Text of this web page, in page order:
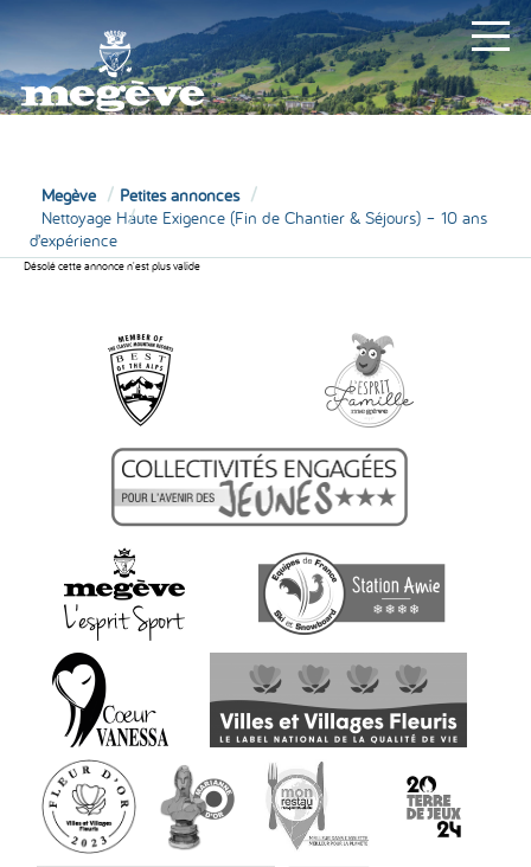
Megève
Petites annonces
Nettoyage Haute Exigence (Fin de Chantier & Séjours) – 10 ans
d’expérience
Désolé cette annonce n'est plus valide